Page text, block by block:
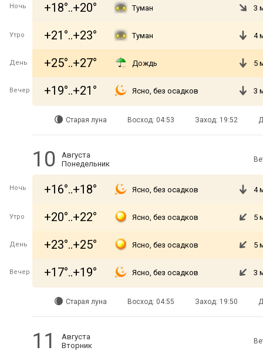
Ночь +18°..+20° Туман 3
Утро +21°..+23° Туман 4
День +25°..+27° Дождь 5
Вечер +19°..+21° Ясно, без осадков 3
Старая луна Восход: 04:53 Заход: 19:52
10
Августа
Понедельник
Ночь +16°..+18° Ясно, без осадков 4
Утро +20°..+22° Ясно, без осадков 5
День +23°..+25° Ясно, без осадков 5
Вечер +17°..+19° Ясно, без осадков 3
Старая луна Восход: 04:55 Заход: 19:50
11
Августа
Вторник